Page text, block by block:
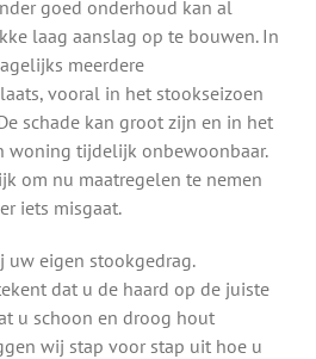
goed onderhoud kan al
laag aanslag op te bouwen. In
meerdere
vooral in het stookseizoen
schade kan groot zijn en in het
woning tijdelijk onbewoonbaar.
om nu maatregelen te nemen
iets misgaat.
eigen stookgedrag.
dat u de haard op de juiste
u schoon en droog hout
wij stap voor stap uit hoe u